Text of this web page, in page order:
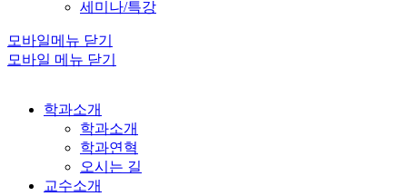
세미나/특강
모바일메뉴 닫기
모바일 메뉴 닫기
학과소개
학과소개
학과연혁
오시는 길
교수소개